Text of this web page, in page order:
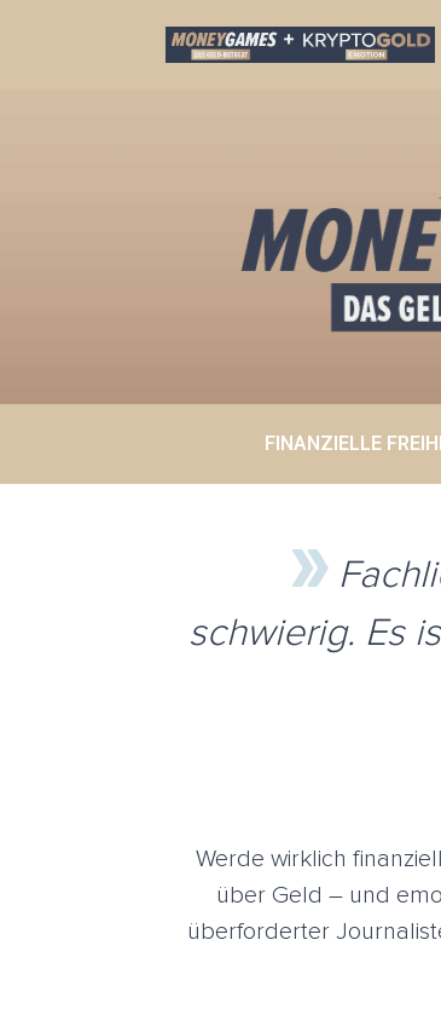
FINANZIELLE
schwierig. Es
Werde wirklich
über Geld – und
überforderter